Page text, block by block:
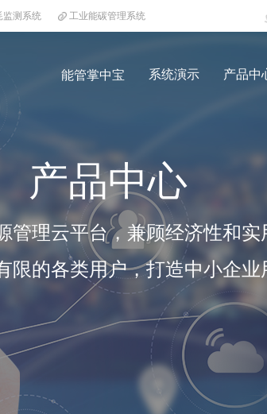
监测系统 工业能碳管理系统
能管掌中宝 系统演示 产品中
产品中心
管理云平台，兼顾经济性和实
的各类用户，打造中小企业